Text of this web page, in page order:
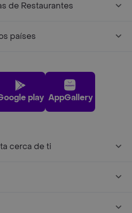
de Restaurantes
países
play AppGallery
cerca de ti